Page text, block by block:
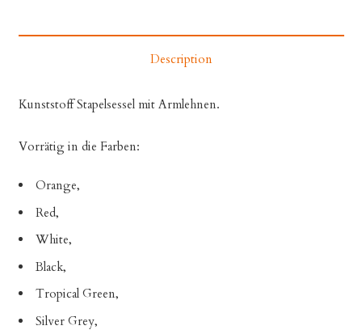
Description
Kunststoff Stapelsessel mit Armlehnen.
Vorrätig in die Farben:
Orange,
Red,
White,
Black,
Tropical Green,
Silver Grey,